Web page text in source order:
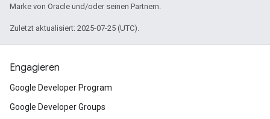
Marke von Oracle und/oder seinen Partnern.
Zuletzt aktualisiert: 2025-07-25 (UTC).
Engagieren
Google Developer Program
Google Developer Groups